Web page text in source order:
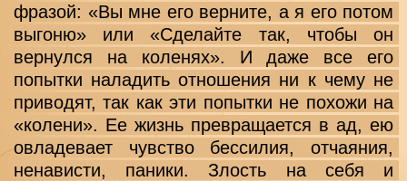
фразой: «Вы мне его верните, а я его потом
выгоню» или «Сделайте так, чтобы он
вернулся на коленях». И даже все его
попытки наладить отношения ни к чему не
приводят, так как эти попытки не похожи на
«колени». Ее жизнь превращается в ад, ею
овладевает чувство бессилия, отчаяния,
ненависти, паники. Злость на себя и